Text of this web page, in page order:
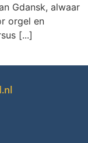
Gdansk, alwaar
orgel en
[...]